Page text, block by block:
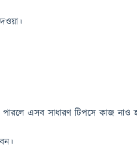
এসব সাধারণ টিপসে কাজ নাও